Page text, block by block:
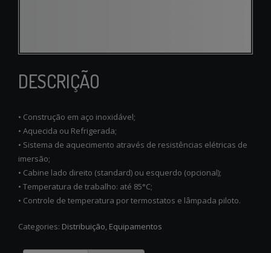
DESCRIÇÃO
• Construção em aço inoxidável;
• Aquecida ou Refrigerada;
• Sistema de aquecimento através de resistências elétricas de
imersão;
• Cabine lado direito (standard) ou esquerdo (opcional);
• Temperatura de trabalho: até 85°C;
• Controle de temperatura por termostatos e lâmpada piloto.
Categories: Distribuição, Equipamentos